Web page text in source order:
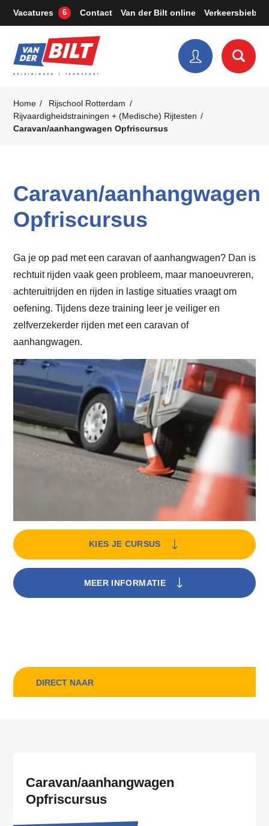
Vacatures 6 Contact Van der Bilt online Verkeersbieb
Home
Rijschool Rotterdam
Rijvaardigheidstrainingen + (Medische) Rijtesten
Caravan/aanhangwagen Opfriscursus
Caravan/aanhangwagen
Opfriscursus
Ga je op pad met een caravan of aanhangwagen? Dan is
rechtuit rijden vaak geen probleem, maar manoeuvreren,
achteruitrijden en rijden in lastige situaties vraagt om
oefening. Tijdens deze training leer je veiliger en
zelfverzekerder rijden met een caravan of
aanhangwagen.
KIES JE CURSUS
MEER INFORMATIE
DIRECT NAAR
Caravan/aanhangwagen
Opfriscursus